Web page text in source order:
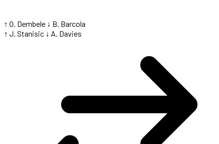
↑ O. Dembele ↓ B. Barcola
↑ J. Stanisic ↓ A. Davies